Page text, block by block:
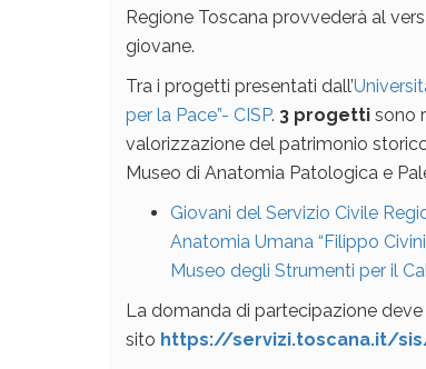
Regione Toscana provvederà al
giovane.
Tra i progetti presentati dall’
per la Pace”- CISP. 3 progetti sono
valorizzazione del patrimonio
Museo di Anatomia Patologica e
Giovani del Servizio Civile
Anatomia Umana “Filippo
Museo degli Strumenti per il
La domanda di partecipazione
sito https://servizi.toscana.it/